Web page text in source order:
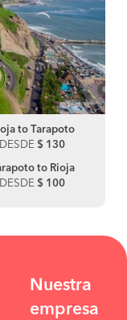
to Tarapoto
DESDE $ 130
to Rioja
DESDE $ 100
Nuestra
empresa